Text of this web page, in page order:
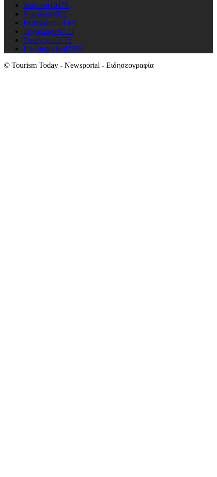
Διαμονη10178
Ναυτιλια4822
Εκδηλώσεις4541
Τεχνολογια4523
Οικονομια3775
Uncategorised2555
© Tourism Today - Newsportal - Ειδησεογραφία